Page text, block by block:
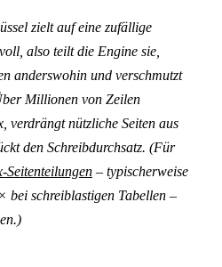
zielt auf eine zufällige
also teilt die Engine sie,
anderswohin und verschmutzt
Millionen von Zeilen
verdrängt nützliche Seiten aus
den Schreibdurchsatz. (Für
Seitenteilungen – typischerweise
bei schreiblastigen Tabellen –